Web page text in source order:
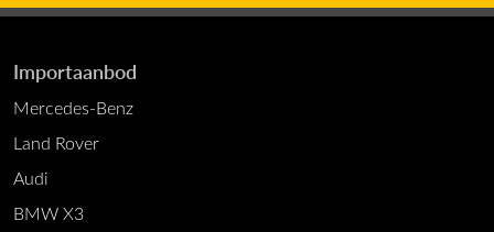
Importaanbod
Mercedes-Benz
Land Rover
Audi
BMW X3